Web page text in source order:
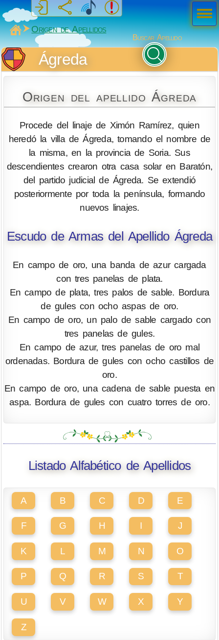
MiSabueso
Origen de Apellidos
Buscar Apellido
Ágreda
Origen del apellido Ágreda
Procede del linaje de Ximón Ramírez, quien
heredó la villa de Ágreda, tomando el nombre de
la misma, en la provincia de Soria. Sus
descendientes crearon otra casa solar en Baratón,
del partido judicial de Ágreda. Se extendió
posteriormente por toda la península, formando
nuevos linajes.
Escudo de Armas del Apellido Ágreda
En campo de oro, una banda de azur cargada
con tres panelas de plata.
En campo de plata, tres palos de sable. Bordura
de gules con ocho aspas de oro.
En campo de oro, un palo de sable cargado con
tres panelas de gules.
En campo de azur, tres panelas de oro mal
ordenadas. Bordura de gules con ocho castillos de
oro.
En campo de oro, una cadena de sable puesta en
aspa. Bordura de gules con cuatro torres de oro.
Listado Alfabético de Apellidos
A B C D E
F G H I J
K L M N O
P Q R S T
U V W X Y
Z
Men
ú